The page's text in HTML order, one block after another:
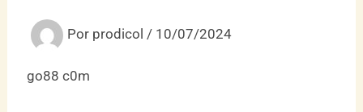
Por prodicol / 10/07/2024
go88 c0m